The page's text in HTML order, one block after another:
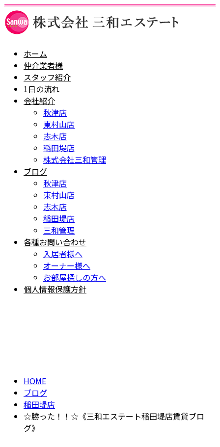
ホーム
仲介業者様
スタッフ紹介
1日の流れ
会社紹介
秋津店
東村山店
志木店
稲田堤店
株式会社三和管理
ブログ
秋津店
東村山店
志木店
稲田堤店
三和管理
各種お問い合わせ
入居者様へ
オーナー様へ
お部屋探しの方へ
個人情報保護方針
HOME
ブログ
稲田堤店
☆勝った！！☆《三和エステート稲田堤店賃貸ブロ
グ》